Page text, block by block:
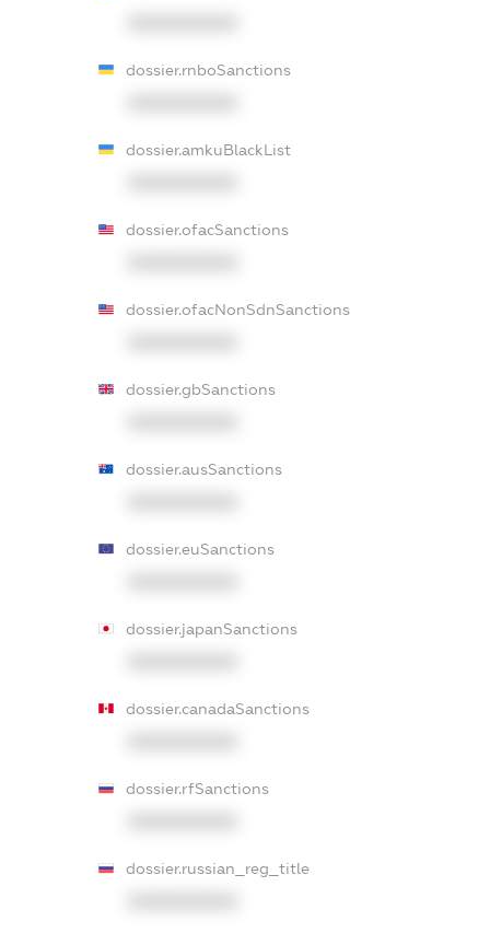
dossier.rnboSanctions
dossier.amkuBlackList
dossier.ofacSanctions
dossier.ofacNonSdnSanctions
dossier.gbSanctions
dossier.ausSanctions
dossier.euSanctions
dossier.japanSanctions
dossier.canadaSanctions
dossier.rfSanctions
dossier.russian_reg_title